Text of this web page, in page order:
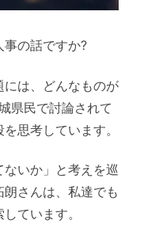
事の話ですか?
は、どんなものが
県民で討論されて
思考しています。
いか」と考えを巡
さんは、私達でも
ています。